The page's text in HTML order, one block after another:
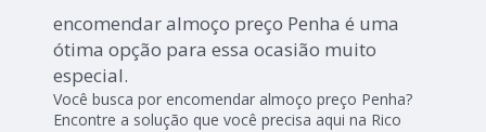
encomendar almoço preço Penha é uma
ótima opção para essa ocasião muito
especial.
Você busca por encomendar almoço preço Penha?
Encontre a solução que você precisa aqui na Rico